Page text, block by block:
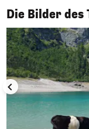
Die Bilder des
1/50